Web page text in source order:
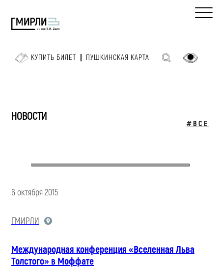
КУПИТЬ БИЛЕТ ПУШКИНСКАЯ КАРТА
НОВОСТИ
#ВСЕ
6 октября 2015
ГМИРЛИ
Международная конференция «Вселенная Льва
Толстого» в Моффате